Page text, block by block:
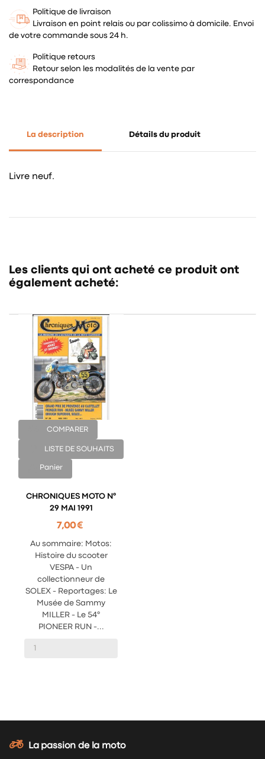
Politique de livraison
Livraison en point relais ou par colissimo à domicile. Envoi
de votre commande sous 24 h.
Politique retours
Retour selon les modalités de la vente par
correspondance
La description Détails du produit
Livre neuf.
Les clients qui ont acheté ce produit ont
également acheté:
COMPARER
LISTE DE SOUHAITS
Panier
CHRONIQUES MOTO N°
29 MAI 1991
7,00 €
Au sommaire: Motos:
Histoire du scooter
VESPA - Un
collectionneur de
SOLEX - Reportages: Le
Musée de Sammy
MILLER - Le 54°
PIONEER RUN -...
La passion de la moto